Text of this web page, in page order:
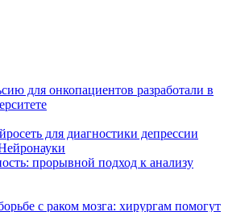
для онкопациентов разработали в
для диагностики депрессии
прорывной подход к анализу
с раком мозга: хирургам помогут